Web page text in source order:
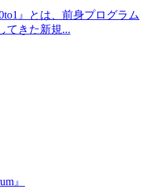
』とは、前身プログラム
てきた新規...
』